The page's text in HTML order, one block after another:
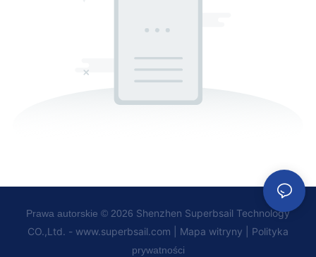
Prawa autorskie © 2026 Shenzhen Superbsail Technology
CO.,Ltd. - www.superbsail.com Mapa witryny Polityka
prywatności